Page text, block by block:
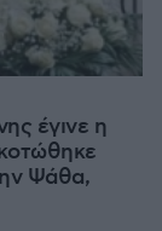
έγινε η
Ψάθα,